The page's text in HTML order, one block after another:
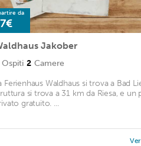
da
Jakober
Ospiti 2 Camere
Ferienhaus Waldhaus si trova a Bad
si trova a 31 km da Riesa, e un
gratuito. ...